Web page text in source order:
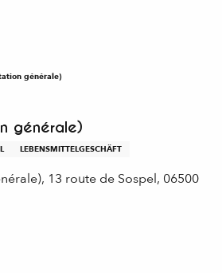
générale)
générale)
LEBENSMITTELGESCHÄFT
13 route de Sospel, 06500